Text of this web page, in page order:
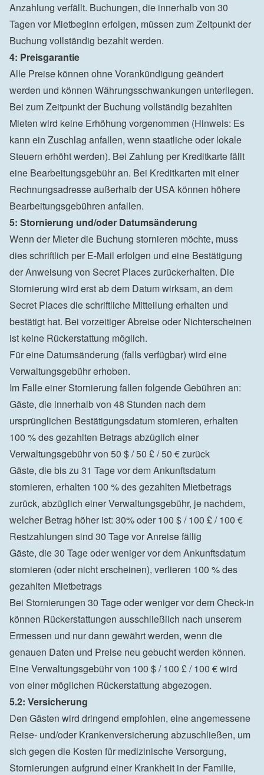
Anzahlung verfällt. Buchungen, die innerhalb von 30
Tagen vor Mietbeginn erfolgen, müssen zum Zeitpunkt der
Buchung vollständig bezahlt werden.
4: Preisgarantie
Alle Preise können ohne Vorankündigung geändert
werden und können Währungsschwankungen unterliegen.
Bei zum Zeitpunkt der Buchung vollständig bezahlten
Mieten wird keine Erhöhung vorgenommen (Hinweis: Es
kann ein Zuschlag anfallen, wenn staatliche oder lokale
Steuern erhöht werden). Bei Zahlung per Kreditkarte fällt
eine Bearbeitungsgebühr an. Bei Kreditkarten mit einer
Rechnungsadresse außerhalb der USA können höhere
Bearbeitungsgebühren anfallen.
5: Stornierung und/oder Datumsänderung
Wenn der Mieter die Buchung stornieren möchte, muss
dies schriftlich per E-Mail erfolgen und eine Bestätigung
der Anweisung von Secret Places zurückerhalten. Die
Stornierung wird erst ab dem Datum wirksam, an dem
Secret Places die schriftliche Mitteilung erhalten und
bestätigt hat. Bei vorzeitiger Abreise oder Nichterscheinen
ist keine Rückerstattung möglich.
Für eine Datumsänderung (falls verfügbar) wird eine
Verwaltungsgebühr erhoben.
Im Falle einer Stornierung fallen folgende Gebühren an:
Gäste, die innerhalb von 48 Stunden nach dem
ursprünglichen Bestätigungsdatum stornieren, erhalten
100 % des gezahlten Betrags abzüglich einer
Verwaltungsgebühr von 50 $ / 50 £ / 50 € zurück
Gäste, die bis zu 31 Tage vor dem Ankunftsdatum
stornieren, erhalten 100 % des gezahlten Mietbetrags
zurück, abzüglich einer Verwaltungsgebühr, je nachdem,
welcher Betrag höher ist: 30% oder 100 $ / 100 £ / 100 €
Restzahlungen sind 30 Tage vor Anreise fällig
Gäste, die 30 Tage oder weniger vor dem Ankunftsdatum
stornieren (oder nicht erscheinen), verlieren 100 % des
gezahlten Mietbetrags
Bei Stornierungen 30 Tage oder weniger vor dem Check-in
können Rückerstattungen ausschließlich nach unserem
Ermessen und nur dann gewährt werden, wenn die
genauen Daten und Preise neu gebucht werden können.
Eine Verwaltungsgebühr von 100 $ / 100 £ / 100 € wird
von einer möglichen Rückerstattung abgezogen.
5.2: Versicherung
Den Gästen wird dringend empfohlen, eine angemessene
Reise- und/oder Krankenversicherung abzuschließen, um
sich gegen die Kosten für medizinische Versorgung,
Stornierungen aufgrund einer Krankheit in der Familie,